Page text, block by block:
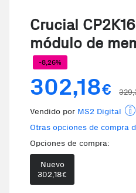
Crucial
módulo de
-8,26%
302,18€
Vendido por MS2 Digital
Otras opciones de compra
Opciones de compra:
Nuevo
302,18€